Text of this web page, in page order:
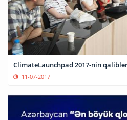
ClimateLaunchpad 2017-nin
11-07-2017